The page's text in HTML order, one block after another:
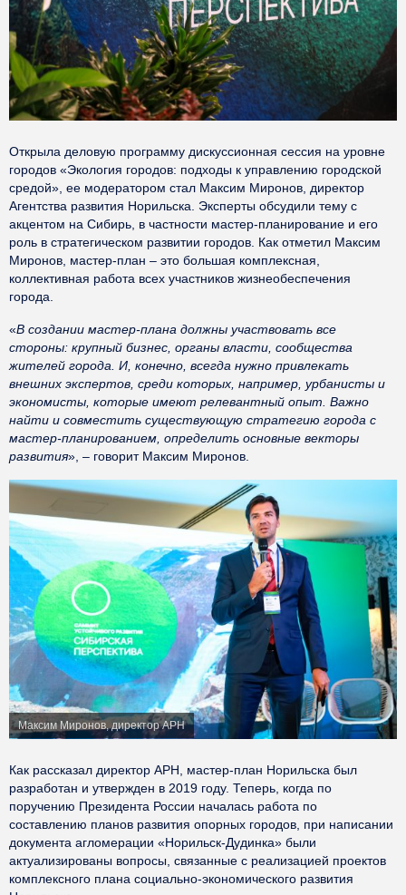
Открыла деловую программу дискуссионная сессия на уровне
городов «Экология городов: подходы к управлению городской
средой», ее модератором стал Максим Миронов, директор
Агентства развития Норильска. Эксперты обсудили тему с
акцентом на Сибирь, в частности мастер-планирование и его
роль в стратегическом развитии городов. Как отметил Максим
Миронов, мастер-план – это большая комплексная,
коллективная работа всех участников жизнеобеспечения
города.
«В создании мастер-плана должны участвовать все
стороны: крупный бизнес, органы власти, сообщества
жителей города. И, конечно, всегда нужно привлекать
внешних экспертов, среди которых, например, урбанисты и
экономисты, которые имеют релевантный опыт. Важно
найти и совместить существующую стратегию города с
мастер-планированием, определить основные векторы
развития», – говорит Максим Миронов.
Максим Миронов, директор АРН
Как рассказал директор АРН, мастер-план Норильска был
разработан и утвержден в 2019 году. Теперь, когда по
поручению Президента России началась работа по
составлению планов развития опорных городов, при написании
документа агломерации «Норильск-Дудинка» были
актуализированы вопросы, связанные с реализацией проектов
комплексного плана социально-экономического развития